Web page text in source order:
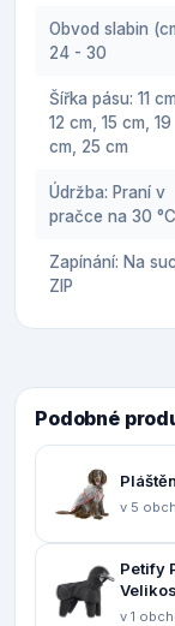
Obvod slabin
24 - 30
Šířka pásu: 11
12 cm, 15 cm, 19
cm, 25 cm
Údržba: Praní v
pračce na 30 °C
Zapínání: Na
ZIP
Podobné
v 5
Petify
v 1